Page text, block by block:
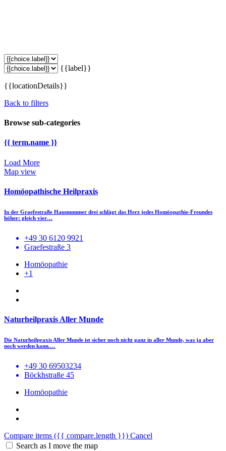
{{label}}
{{locationDetails}}
Back to filters
Browse sub-categories
{{ term.name }}
Load More
Map view
Homöopathische Heilpraxis
In der Graefestraße Hausnummer drei schlägt das Herz jedes Homöopathie-Freundes
höher: gleich vier…
+49 30 6120 9921
Graefestraße 3
Homöopathie
+1
Naturheilpraxis Aller Munde
Die Naturheilpraxis Aller Munde ist sicher noch nicht ganz in aller Munde, was ja aber
noch werden kann.…
+49 30 69503234
Böckhstraße 45
Homöopathie
Compare items ({{ compare.length }}) Cancel
Search as I move the map